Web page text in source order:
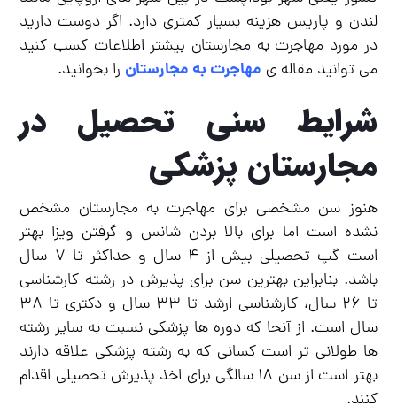
لندن و پاریس هزینه بسیار کمتری دارد. اگر دوست دارید
در مورد مهاجرت به مجارستان بیشتر اطلاعات کسب کنید
می توانید مقاله ی مهاجرت به مجارستان را بخوانید.
شرایط سنی تحصیل در
مجارستان پزشکی
هنوز سن مشخصی برای مهاجرت به مجارستان مشخص
نشده است اما برای بالا بردن شانس و گرفتن ویزا بهتر
است گپ تحصیلی بیش از ۴ سال و حداکثر تا ۷ سال
باشد. بنابراین بهترین سن برای پذیرش در رشته کارشناسی
تا ۲۶ سال، کارشناسی ارشد تا ۳۳ سال و دکتری تا ۳۸
سال است. از آنجا که دوره ها پزشکی نسبت به سایر رشته
ها طولانی تر است کسانی که به رشته پزشکی علاقه دارند
بهتر است از سن ۱۸ سالگی برای اخذ پذیرش تحصیلی اقدام
کنند.